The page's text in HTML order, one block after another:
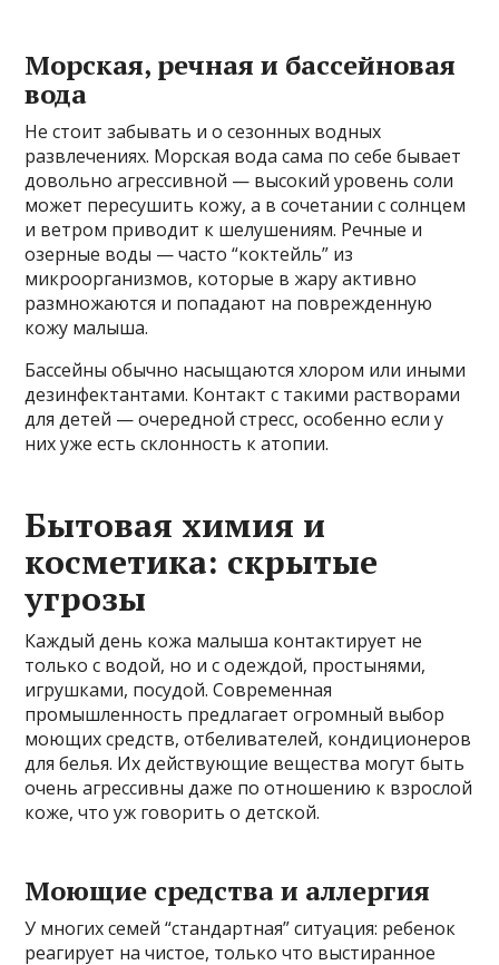
Морская, речная и бассейновая
вода
Не стоит забывать и о сезонных водных
развлечениях. Морская вода сама по себе бывает
довольно агрессивной — высокий уровень соли
может пересушить кожу, а в сочетании с солнцем
и ветром приводит к шелушениям. Речные и
озерные воды — часто “коктейль” из
микроорганизмов, которые в жару активно
размножаются и попадают на поврежденную
кожу малыша.
Бассейны обычно насыщаются хлором или иными
дезинфектантами. Контакт с такими растворами
для детей — очередной стресс, особенно если у
них уже есть склонность к атопии.
Бытовая химия и
косметика: скрытые
угрозы
Каждый день кожа малыша контактирует не
только с водой, но и с одеждой, простынями,
игрушками, посудой. Современная
промышленность предлагает огромный выбор
моющих средств, отбеливателей, кондиционеров
для белья. Их действующие вещества могут быть
очень агрессивны даже по отношению к взрослой
коже, что уж говорить о детской.
Моющие средства и аллергия
У многих семей “стандартная” ситуация: ребенок
реагирует на чистое, только что выстиранное